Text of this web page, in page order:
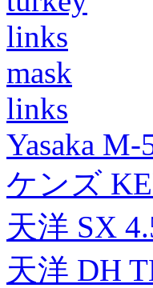
links
mask
links
Yasaka M-
ケンズ
天洋 SX
天洋 DH